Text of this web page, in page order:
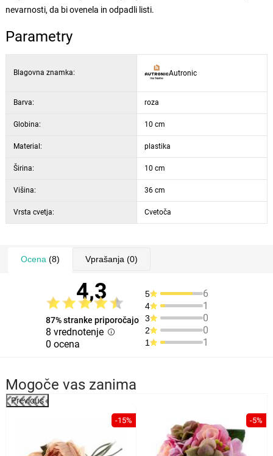
nevarnosti, da bi ovenela in odpadli listi.
Parametry
Blagovna znamka: Autronic
Barva: roza
Globina: 10 cm
Material: plastika
Širina: 10 cm
Višina: 36 cm
Vrsta cvetja: Cvetoča
Ocena (8) Vprašanja (0)
4,3
87% stranke priporočajo
8 vrednotenje
0 ocena
5 6
4 1
3 0
2 0
1 1
Mogoče vas zanima
Previous
-15% -5%